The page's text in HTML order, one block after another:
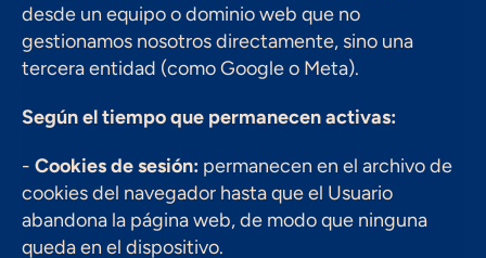
desde un equipo o dominio web que no
gestionamos nosotros directamente, sino una
tercera entidad (como Google o Meta).
Según el tiempo que permanecen activas:
- Cookies de sesión: permanecen en el archivo de
cookies del navegador hasta que el Usuario
abandona la página web, de modo que ninguna
queda en el dispositivo.